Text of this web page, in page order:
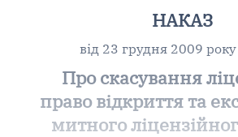
НАКАЗ
від 23 грудня 2009
Про скасування
право відкриття та
митного